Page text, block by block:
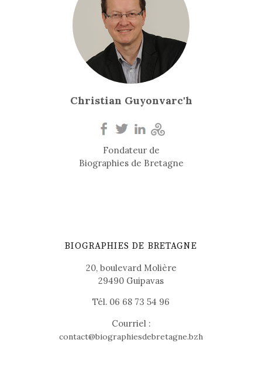
Christian Guyonvarc'h
Fondateur de
Biographies de Bretagne
BIOGRAPHIES DE BRETAGNE
20, boulevard Molière
29490 Guipavas
Tél. 06 68 73 54 96
Courriel :
contact@biographiesdebretagne.bzh